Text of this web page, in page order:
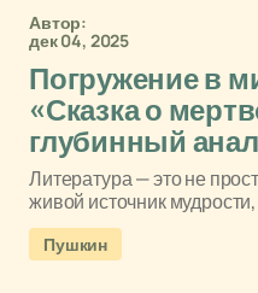
Автор:
дек 04, 2025
Погружение в
«Сказка о
глубинный
Литература — это не
живой источник
Пушкин